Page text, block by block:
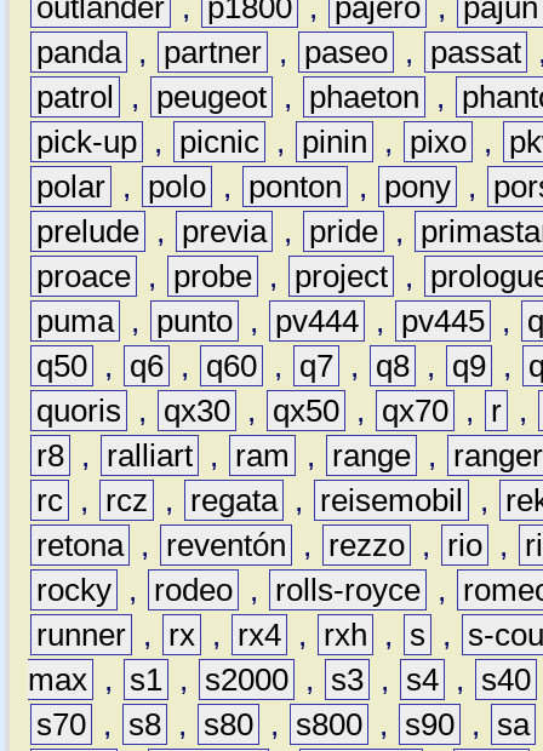
outlander , p1800 , pajero ,
pajun
panda , partner , paseo , passat
patrol
, peugeot , phaeton ,
pick-up , picnic , pinin , pixo ,
polar , polo , ponton , pony ,
prelude , previa , pride ,
proace , probe , project ,
puma , punto , pv444 , pv445 ,
q50 , q6 , q60 , q7 , q8 , q9 ,
quoris
, qx30 , qx50 , qx70 , r ,
r8 , ralliart , ram , range ,
ranger
rc , rcz , regata , reisemobil ,
retona , reventón , rezzo , rio ,
rocky , rodeo , rolls-royce ,
runner , rx , rx4 , rxh , s ,
s-
max , s1 , s2000 , s3 , s4 , s40
s70 , s8 , s80 , s800 , s90 , sa